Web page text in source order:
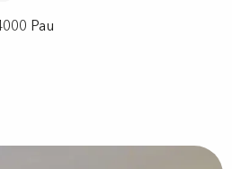
Pau